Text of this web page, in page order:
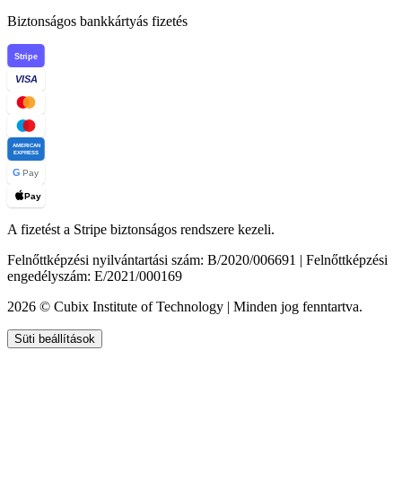
Biztonságos bankkártyás fizetés
Stripe
VISA
AMERICAN
EXPRESS
G Pay
Pay
A fizetést a Stripe biztonságos rendszere kezeli.
Felnőttképzési nyilvántartási szám: B/2020/006691 | Felnőttképzési
engedélyszám: E/2021/000169
2026 © Cubix Institute of Technology | Minden jog fenntartva.
Süti beállítások